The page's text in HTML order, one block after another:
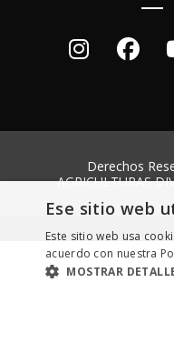
Derechos
AGRICULTURAS
Ese sitio web
Este sitio web usa
acuerdo con nuestra
MOSTRAR